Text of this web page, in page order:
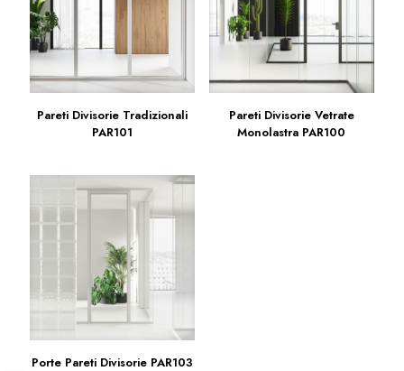
Pareti Divisorie Tradizionali
PAR101
Pareti Divisorie Vetrate
Monolastra PAR100
Porte Pareti Divisorie PAR103